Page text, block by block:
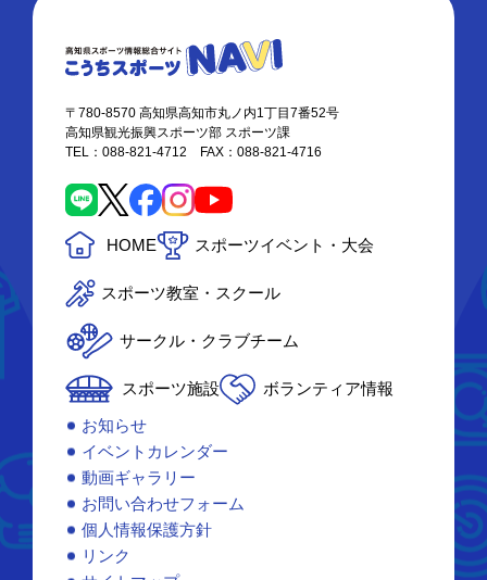
〒780-8570 高知県高知市丸ノ内1丁目7番52号
高知県観光振興スポーツ部 スポーツ課
TEL：088-821-4712 FAX：088-821-4716
HOME スポーツイベント・大会
スポーツ教室・スクール
サークル・クラブチーム
スポーツ施設
ボランティア情報
お知らせ
イベントカレンダー
動画ギャラリー
お問い合わせフォーム
個人情報保護方針
リンク